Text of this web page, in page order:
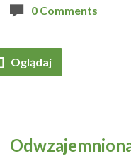
0 Comments
Oglądaj